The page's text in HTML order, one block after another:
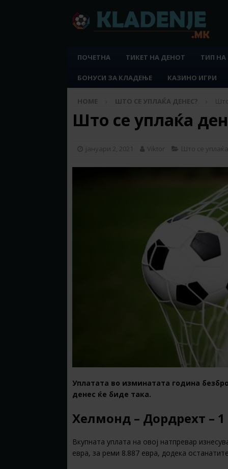
ПОЧЕТНА ТИКЕТ НА ДЕНОТ ТИП
БОНУСИ ЗА КЛАДЕЊЕ КАЗИНО ИГРИ
HOME ШТО СЕ УПЛАЌА ДЕНЕС?
Што се уплаќа
јануари 2, 2021 Viktor Што се
Уплатата во изминатата година
денес ќе биде така.
Хелмонд – Дордрехт – 1
Вкупната уплата на овој натпревар
евра, за реми 8.887 евра, додека